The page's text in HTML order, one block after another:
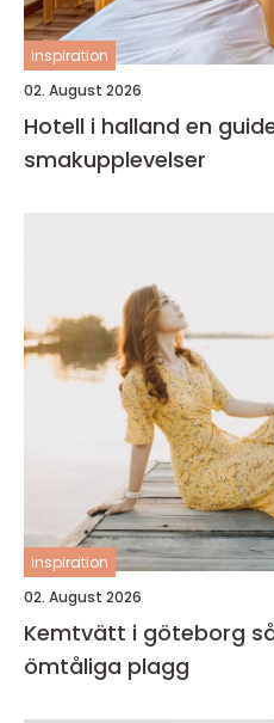
inspiration
02. August 2026
Hotell i halland en guide till lugn, natur och
smakupplevelser
inspiration
02. August 2026
Kemtvätt i göteborg så vårdar du dina mest
ömtåliga plagg